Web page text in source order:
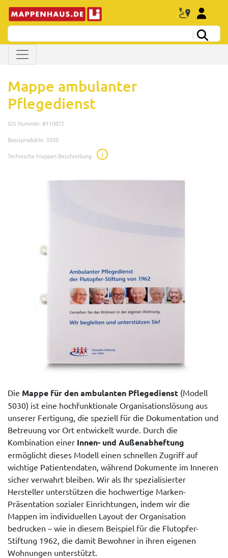
Mappe ambulanter
Pflegedienst
IDS Nummer: #110872
Basisprodukte: 5030
Technische Mappen Beschreibung
i
Die Mappe für den ambulanten Pflegedienst (Modell
5030) ist eine hochfunktionale Organisationslösung aus
unserer Fertigung, die speziell für die Dokumentation und
Betreuung vor Ort entwickelt wurde. Durch die
Kombination einer Innen- und Außenabheftung
ermöglicht dieses Modell einen schnellen Zugriff auf
wichtige Patientendaten, während Dokumente im Inneren
sicher verwahrt bleiben. Wir als Ihr spezialisierter
Hersteller unterstützen die hochwertige Marken-
Präsentation sozialer Einrichtungen, indem wir die
Mappen im individuellen Layout der Organisation
bedrucken – wie in diesem Beispiel für die Flutopfer-
Stiftung 1962, die damit Bewohner in ihren eigenen
Wohnungen unterstützt.